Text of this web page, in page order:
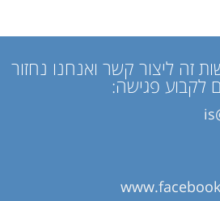
זה ליצור קשר ואנחנו נחזור
לקבוע פגישה: